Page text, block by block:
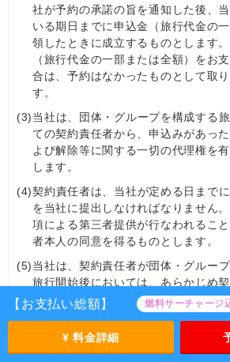
【お支払い総額】 燃料サーチャージ
¥ 料金詳細
社が予約の承諾の旨を通知した後、
いる期日までに申込金（旅行代金の
領したときに成立するものとします
（旅行代金の一部または全額）をお
合は、予約はなかったものとして取
す。
(3)当社は、団体・グループを構成する
ての契約責任者から、申込みがあっ
よび解除等に関する一切の代理権を
します。
(4)契約責任者は、当社が定める日まで
を当社に提出しなければなりません
項による第三者提供が行なわれるこ
者本人の同意を得るものとします。
(5)当社は、契約責任者が団体・グルー
旅行開始後においては、あらかじめ
旅行参加者を契約責任者とみなしま
(6)当社は、契約責任者が旅行参加者に
は将来負うことが予測される債務、
の責任を負うものではありません。